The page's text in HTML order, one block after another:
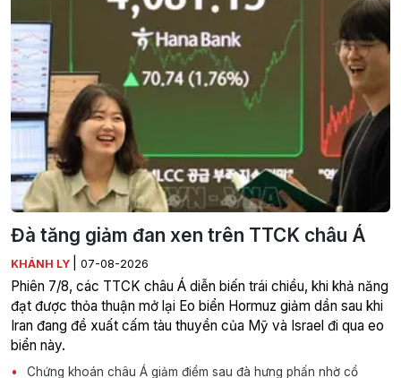
Đà tăng giảm đan xen trên TTCK châu Á
KHÁNH LY 07-08-2026
Phiên 7/8, các TTCK châu Á diễn biến trái chiều, khi khả năng
đạt được thỏa thuận mở lại Eo biển Hormuz giảm dần sau khi
Iran đang đề xuất cấm tàu thuyền của Mỹ và Israel đi qua eo
biển này.
Chứng khoán châu Á giảm điểm sau đà hưng phấn nhờ cổ